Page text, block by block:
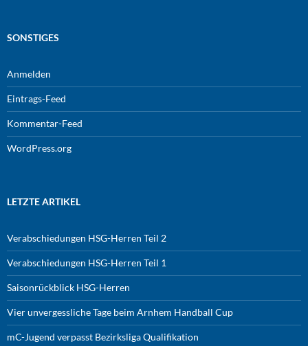
SONSTIGES
Anmelden
Eintrags-Feed
Kommentar-Feed
WordPress.org
LETZTE ARTIKEL
Verabschiedungen HSG-Herren Teil 2
Verabschiedungen HSG-Herren Teil 1
Saisonrückblick HSG-Herren
Vier unvergessliche Tage beim Arnhem Handball Cup
mC-Jugend verpasst Bezirksliga Qualifikation